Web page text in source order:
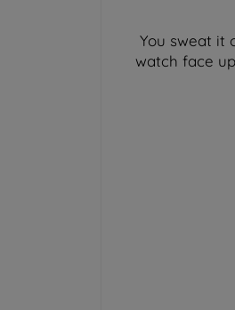
You sweat it
watch face